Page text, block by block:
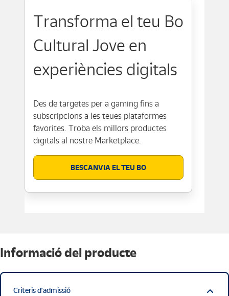
Transforma el teu Bo
Cultural Jove en
experiències digitals
Des de targetes per a gaming fins a
subscripcions a les teues plataformes
favorites. Troba els millors productes
digitals al nostre Marketplace.
BESCANVIA EL TEU BO
Informació del producte
Criteris d’admissió